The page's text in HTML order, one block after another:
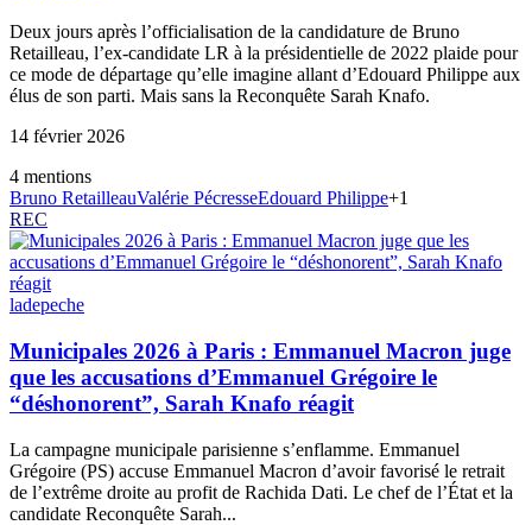
Deux jours après l’officialisation de la candidature de Bruno
Retailleau, l’ex-candidate LR à la présidentielle de 2022 plaide pour
ce mode de départage qu’elle imagine allant d’Edouard Philippe aux
élus de son parti. Mais sans la Reconquête Sarah Knafo.
14 février 2026
4 mentions
Bruno RetailleauValérie PécresseEdouard Philippe+1
REC
ladepeche
Municipales 2026 à Paris : Emmanuel Macron juge
que les accusations d’Emmanuel Grégoire le
“déshonorent”, Sarah Knafo réagit
La campagne municipale parisienne s’enflamme. Emmanuel
Grégoire (PS) accuse Emmanuel Macron d’avoir favorisé le retrait
de l’extrême droite au profit de Rachida Dati. Le chef de l’État et la
candidate Reconquête Sarah...